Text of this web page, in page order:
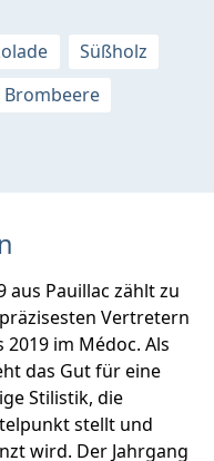
Süßholz
Brombeere
aus Pauillac zählt zu
Vertretern
im Médoc. Als
das Gut für eine
Stilistik, die
stellt und
wird. Der Jahrgang